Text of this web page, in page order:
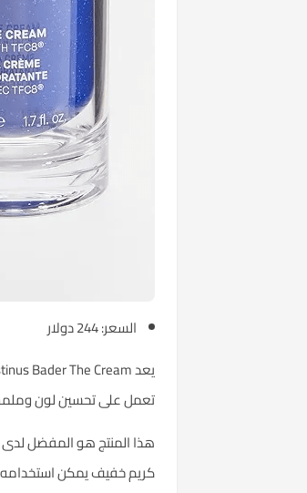
السعر: 244 دولار
تعمل على تحسين لون
كريم خفيف يمكن استخدامه